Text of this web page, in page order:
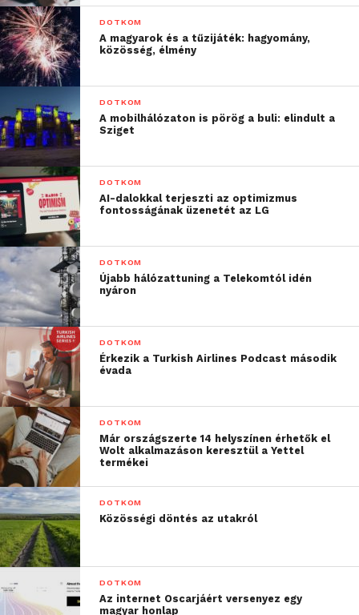
fogyasztókkal történő azonnali kommunikáció, de
most, a digitális érában spammelni is ugyanilyen
egyszerű. A márkáknak körültekintően kell
alkalmazniuk a kommunikációs eszközöket, nem
szabad az alapvető csatornák hatékonyságát
zátonyra futtatniuk. Súlyos büntetések és az
ügyfelek elvesztése helyett a ’jó üzenet jó időben’ a
kulcs. Az egyre fokozódó üzleti verseny, az
ambiciózus induló vállalkozások és az ügyfelek
egyre nagyobb elvárása a szolgáltatók felé azt jelenti,
hogy még sosem volt ekkora szükség minőségi,
személyre szabott – digitális és papíralapú –
kommunikációra.”
A fogyasztók többsége (64%) úgy véli, az üzleti
kommunikációnak az egyéni igényekhez igazodva
sokkal testre szabottabbnak kellene lennie. Tízből
nyolcan ennek érdekében még személyes adataikat
is hajlandók lennének megosztani, beleértve a
DOTKOM
A magyarok és a tűzijáték: hagyomány,
közösség, élmény
DOTKOM
A mobilhálózaton is pörög a buli: elindult a
Sziget
DOTKOM
AI-dalokkal terjeszti az optimizmus
fontosságának üzenetét az LG
DOTKOM
Újabb hálózattuning a Telekomtól idén
nyáron
DOTKOM
Érkezik a Turkish Airlines Podcast második
évada
DOTKOM
Már országszerte 14 helyszínen érhetők el
Wolt alkalmazáson keresztül a Yettel
termékei
DOTKOM
Közösségi döntés az utakról
DOTKOM
Az internet Oscarjáért versenyez egy
magyar honlap